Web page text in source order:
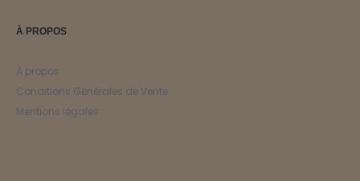
À PROPOS
À propos
Conditions Générales de Vente
Mentions légales